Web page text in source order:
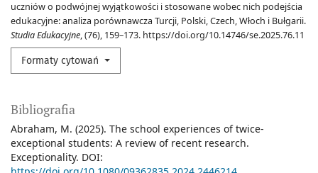
uczniów o podwójnej wyjątkowości i stosowane wobec nich podejścia
edukacyjne: analiza porównawcza Turcji, Polski, Czech, Włoch i Bułgarii.
Studia Edukacyjne, (76), 159–173. https://doi.org/10.14746/se.2025.76.11
Formaty cytowań
Bibliografia
Abraham, M. (2025). The school experiences of twice-
exceptional students: A review of recent research.
Exceptionality. DOI: